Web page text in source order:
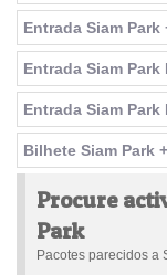
Entrada Siam
Entrada Siam
Entrada Siam Park
Bilhete Siam Park
Procure
Park
Pacotes parecidos a